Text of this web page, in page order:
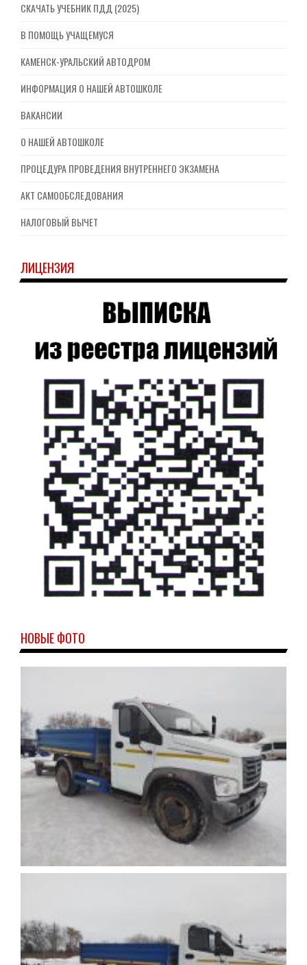
СКАЧАТЬ УЧЕБНИК ПДД (2025)
В ПОМОЩЬ УЧАЩЕМУСЯ
КАМЕНСК-УРАЛЬСКИЙ АВТОДРОМ
ИНФОРМАЦИЯ О НАШЕЙ АВТОШКОЛЕ
ВАКАНСИИ
О НАШЕЙ АВТОШКОЛЕ
ПРОЦЕДУРА ПРОВЕДЕНИЯ ВНУТРЕННЕГО ЭКЗАМЕНА
АКТ САМООБСЛЕДОВАНИЯ
НАЛОГОВЫЙ ВЫЧЕТ
ЛИЦЕНЗИЯ
НОВЫЕ ФОТО